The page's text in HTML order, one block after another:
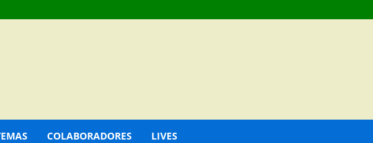
COLABORADORES LIVES